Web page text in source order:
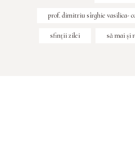
prof. dimitriu sîrghie vasilica-
sfinţii zilei să mai și